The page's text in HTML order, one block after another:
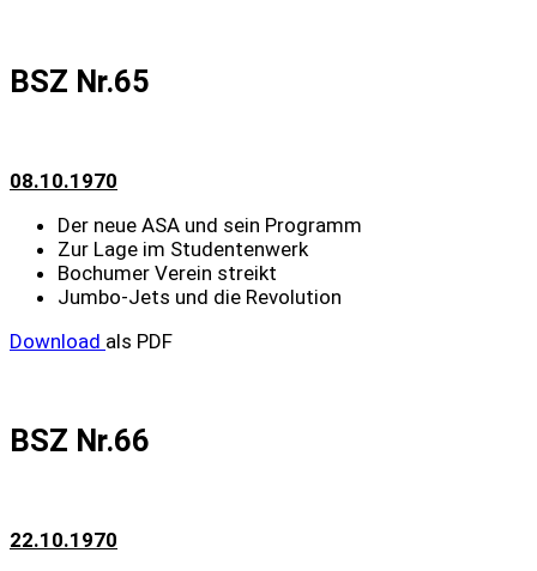
BSZ Nr.65
08.10.1970
Der neue ASA und sein Programm
Zur Lage im Studentenwerk
Bochumer Verein streikt
Jumbo-Jets und die Revolution
Download als PDF
BSZ Nr.66
22.10.1970